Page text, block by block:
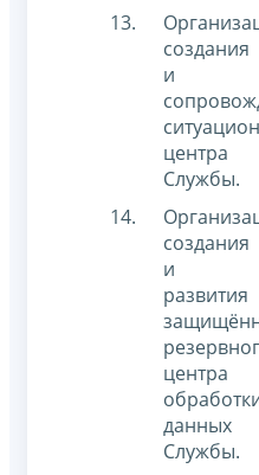
создания
и
центра
Службы.
создания
и
развития
центра
данных
Службы.